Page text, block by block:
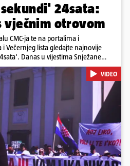
24sata:
vječnim otrovom
CMC-ja te na portalima i
Večernjeg lista gledajte najnovije
Danas u vijestima Snježane
37.000 tona opasnog otpada, Troje
Uhićen načelnik Svetog Ivana
Vejzovića, Krajaču režu ovlasti: Slijedi
videa...
VIDEO